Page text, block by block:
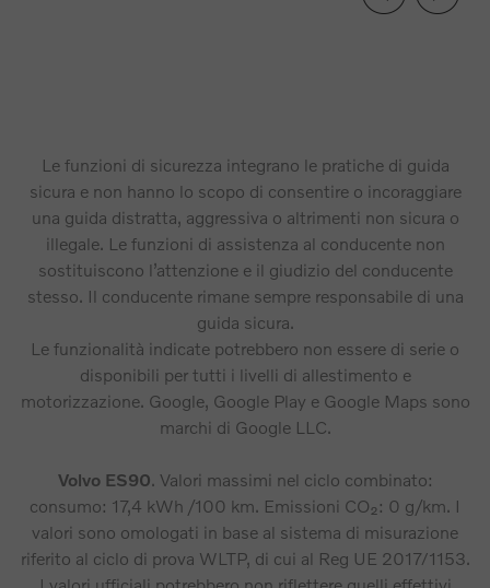
Le funzioni di sicurezza integrano le pratiche di guida
sicura e non hanno lo scopo di consentire o incoraggiare
una guida distratta, aggressiva o altrimenti non sicura o
illegale. Le funzioni di assistenza al conducente non
sostituiscono l’attenzione e il giudizio del conducente
stesso. Il conducente rimane sempre responsabile di una
guida sicura.
Le funzionalità indicate potrebbero non essere di serie o
disponibili per tutti i livelli di allestimento e
motorizzazione. Google, Google Play e Google Maps sono
marchi di Google LLC.
Volvo ES90. Valori massimi nel ciclo combinato:
consumo: 17,4 kWh /100 km. Emissioni CO₂: 0 g/km. I
valori sono omologati in base al sistema di misurazione
riferito al ciclo di prova WLTP, di cui al Reg UE 2017/1153.